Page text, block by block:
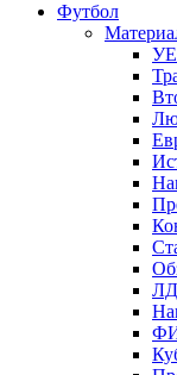
Футбол